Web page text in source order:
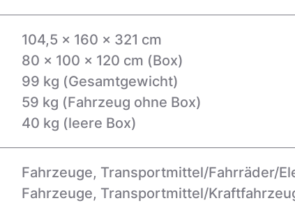
104,5 x 160 x 321 cm
80 x 100 x 120 cm (Box)
99 kg (Gesamtgewicht)
59 kg (Fahrzeug ohne Box)
40 kg (leere Box)
Fahrzeuge, Transportmittel/Fahrräder/
Fahrzeuge, Transportmittel/